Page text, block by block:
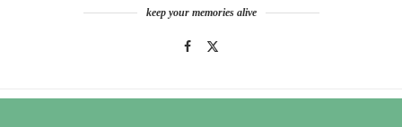
keep your memories alive